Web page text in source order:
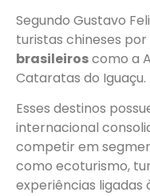
Segundo Gustavo
turistas chineses por
brasileiroscomo a
Cataratas do Iguaçu.
Esses destinos
internacional
competir em
como ecoturismo,
experiências ligadas